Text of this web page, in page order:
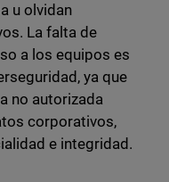
u olvidan
La falta de
a los equipos es
ya que
no autorizada
corporativos,
e integridad.